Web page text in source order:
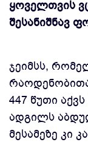
ყოველთვის
შესანიშნავ
ჯეიმსს,
447 წუთი
ადგილს
მესამეზე კი